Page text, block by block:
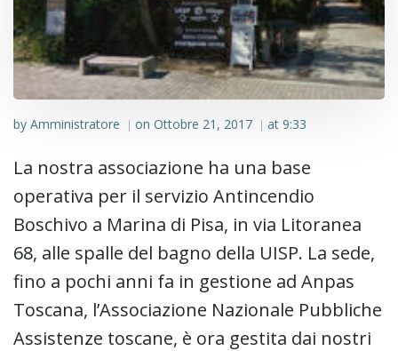
by Amministratore | on Ottobre 21, 2017 | at 9:33
La nostra associazione ha una base
operativa per il servizio Antincendio
Boschivo a Marina di Pisa, in via Litoranea
68, alle spalle del bagno della UISP. La sede,
fino a pochi anni fa in gestione ad Anpas
Toscana, l’Associazione Nazionale Pubbliche
Assistenze toscane, è ora gestita dai nostri